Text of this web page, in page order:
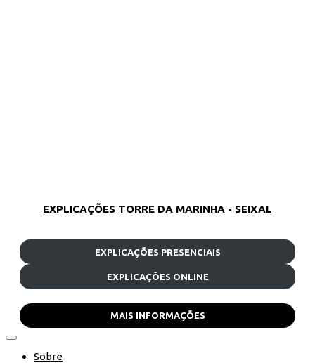
EXPLICAÇÕES TORRE DA MARINHA - SEIXAL
EXPLICAÇÕES PRESENCIAIS
EXPLICAÇÕES ONLINE
MAIS INFORMAÇÕES
Sobre